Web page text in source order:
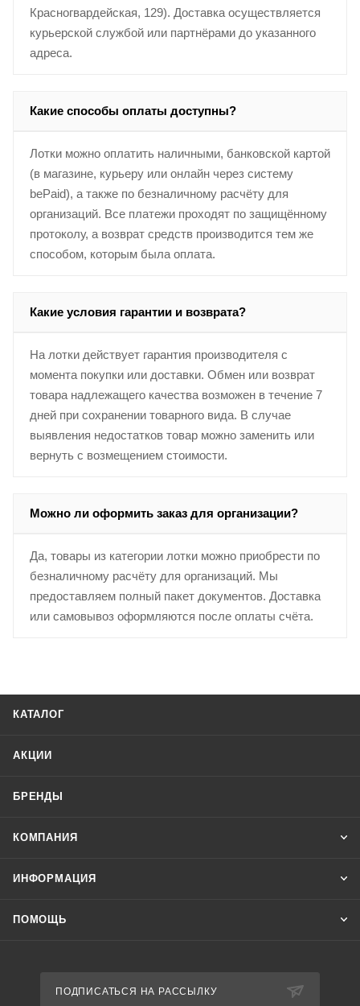
Красногвардейская, 129). Доставка осуществляется
курьерской службой или партнёрами до указанного
адреса.
Какие способы оплаты доступны?
Лотки можно оплатить наличными, банковской картой
(в магазине, курьеру или онлайн через систему
bePaid), а также по безналичному расчёту для
организаций. Все платежи проходят по защищённому
протоколу, а возврат средств производится тем же
способом, которым была оплата.
Какие условия гарантии и возврата?
На лотки действует гарантия производителя с
момента покупки или доставки. Обмен или возврат
товара надлежащего качества возможен в течение 7
дней при сохранении товарного вида. В случае
выявления недостатков товар можно заменить или
вернуть с возмещением стоимости.
Можно ли оформить заказ для организации?
Да, товары из категории лотки можно приобрести по
безналичному расчёту для организаций. Мы
предоставляем полный пакет документов. Доставка
или самовывоз оформляются после оплаты счёта.
КАТАЛОГ
АКЦИИ
БРЕНДЫ
КОМПАНИЯ
ИНФОРМАЦИЯ
ПОМОЩЬ
ПОДПИСАТЬСЯ НА РАССЫЛКУ